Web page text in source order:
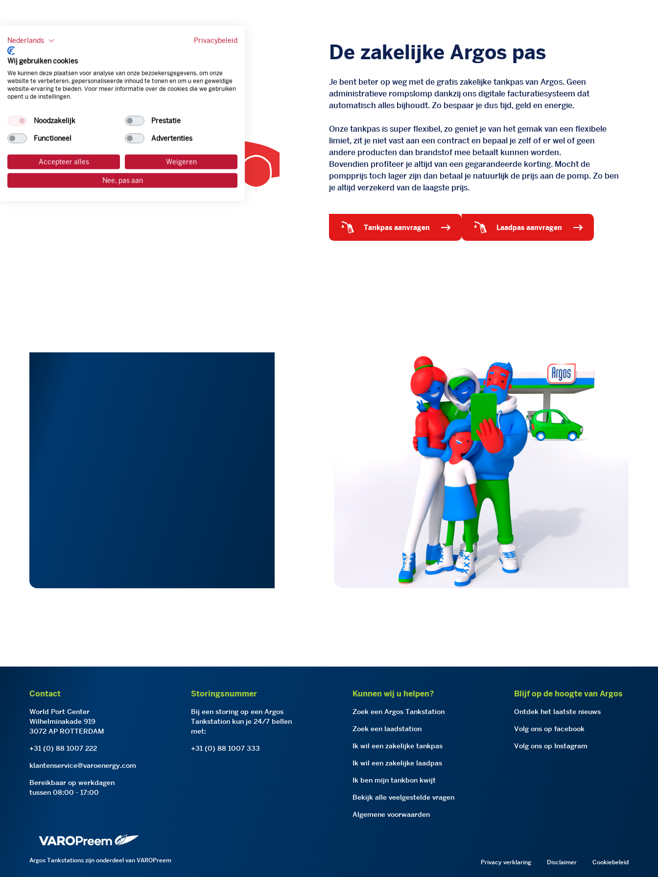
De zakelijke Argos pas
Je bent beter op weg met de gratis zakelijke tankpas van Argos. Geen
administratieve rompslomp dankzij ons digitale facturatiesysteem dat
automatisch alles bijhoudt. Zo bespaar je dus tijd, geld en energie.
Onze tankpas is super flexibel, zo geniet je van het gemak van een flexibele
limiet, zit je niet vast aan een contract en bepaal je zelf of er wel of geen
andere producten dan brandstof mee betaalt kunnen worden.
Bovendien profiteer je altijd van een gegarandeerde korting. Mocht de
pompprijs toch lager zijn dan betaal je natuurlijk de prijs aan de pomp. Zo ben
je altijd verzekerd van de laagste prijs.
tankpas aanvragen laadpas aanvragen
Contact
World Port Center
Wilhelminakade 919
3072 AP ROTTERDAM
+31 (0) 88 1007 222
klantenservice@varoenergy.com
Bereikbaar op werkdagen
tussen 08:00 - 17:00
Storingsnummer
Bij een storing op een Argos
Tankstation kun je 24/7 bellen
met:
+31 (0) 88 1007 333
Kunnen wij u helpen?
Zoek een Argos Tankstation
Zoek een laadstation
Ik wil een zakelijke tankpas
Ik wil een zakelijke laadpas
Ik ben mijn tankbon kwijt
Bekijk alle veelgestelde vragen
Algemene voorwaarden
Blijf op de hoogte van Argos
Ontdek het laatste nieuws
Volg ons op facebook
Volg ons op Instagram
Argos Tankstations zijn onderdeel van VAROPreem Privacy verklaring Disclaimer Cookiebeleid
Nederlands Privacybeleid
Wij gebruiken cookies
We kunnen deze plaatsen voor analyse van onze bezoekersgegevens, om onze
website te verbeteren, gepersonaliseerde inhoud te tonen en om u een geweldige
website-ervaring te bieden. Voor meer informatie over de cookies die we gebruiken
opent u de instellingen.
Noodzakelijk Prestatie
Functioneel Advertenties
Accepteer alles Weigeren
Nee, pas aan